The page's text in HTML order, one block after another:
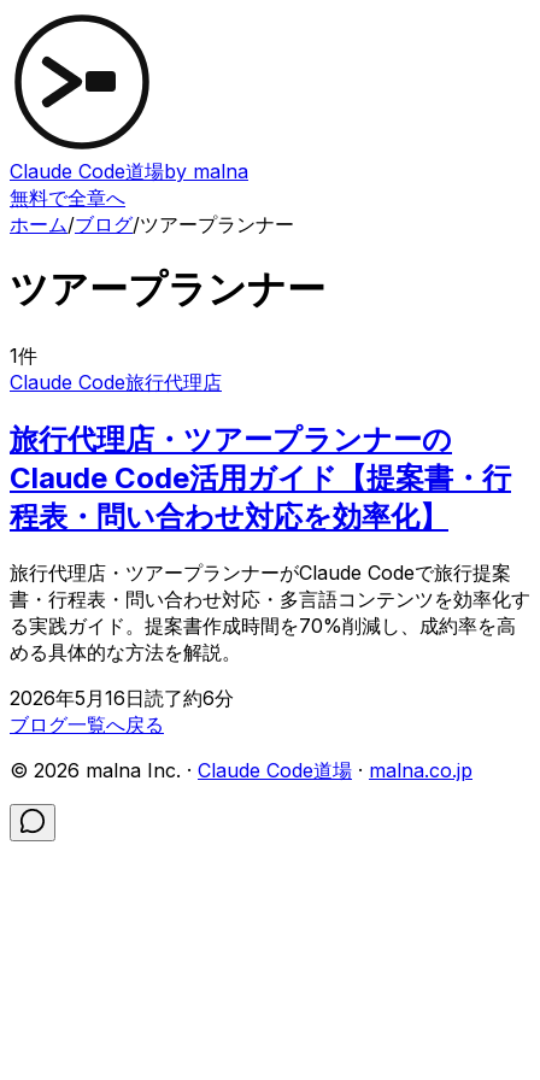
Claude Code道場by malna
無料で全章へ
ホーム/ブログ/ツアープランナー
ツアープランナー
1件
Claude Code旅行代理店
旅行代理店・ツアープランナーの
Claude Code活用ガイド【提案書・行
程表・問い合わせ対応を効率化】
旅行代理店・ツアープランナーがClaude Codeで旅行提案
書・行程表・問い合わせ対応・多言語コンテンツを効率化す
る実践ガイド。提案書作成時間を70%削減し、成約率を高
める具体的な方法を解説。
2026年5月16日読了約6分
ブログ一覧へ戻る
© 2026 malna Inc. · Claude Code道場 · malna.co.jp